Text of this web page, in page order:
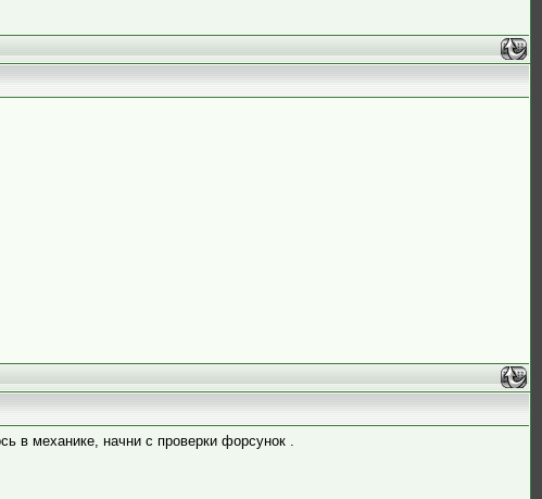
в механике, начни с проверки форсунок .